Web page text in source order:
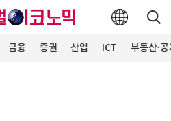
금융 증권 산업 ICT 부동산·